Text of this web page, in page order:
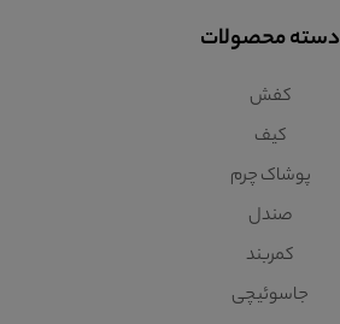
دسته محصولات
کفش
کیف
پوشاک چرم
صندل
کمربند
جاسوئیچی